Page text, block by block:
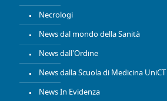
Necrologi
News dal mondo della Sanità
News dall'Ordine
News dalla Scuola di Medicina UniCT
News In Evidenza